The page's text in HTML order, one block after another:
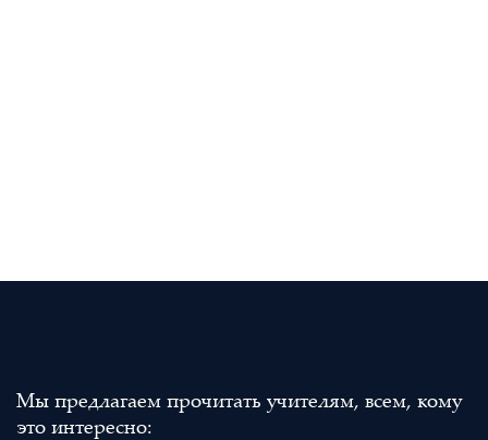
Мы предлагаем прочитать учителям, всем, кому
это интересно: